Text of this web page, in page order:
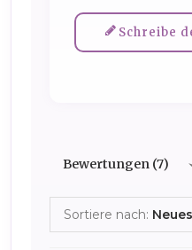
Schreibe
Bewertungen (7)
Sortiere nach: